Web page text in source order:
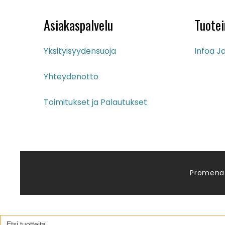
Asiakaspalvelu
Yksityisyydensuoja
Yhteydenotto
Toimitukset ja Palautukset
Infoa
Search